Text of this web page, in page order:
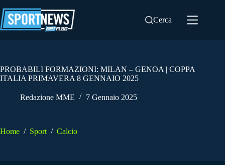
al
contenuto
Cerca
PROBABILI FORMAZIONI: MILAN – GENOA | COPPA
ITALIA PRIMAVERA 8 GENNAIO 2025
Redazione MME 7 Gennaio 2025
Home / Sport / Calcio